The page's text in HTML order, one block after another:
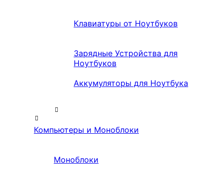
Клавиатуры от Ноутбуков
Зарядные Устройства для
Ноутбуков
Аккумуляторы для Ноутбука
Компьютеры и Моноблоки
Моноблоки